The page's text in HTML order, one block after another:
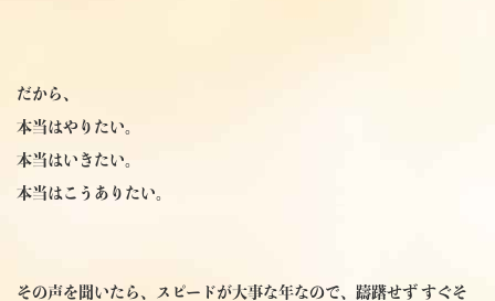
だから、
本当はやりたい。
本当はいきたい。
本当はこうありたい。
その声を聞いたら、スピードが大事な年なので、躊躇せず すぐそ